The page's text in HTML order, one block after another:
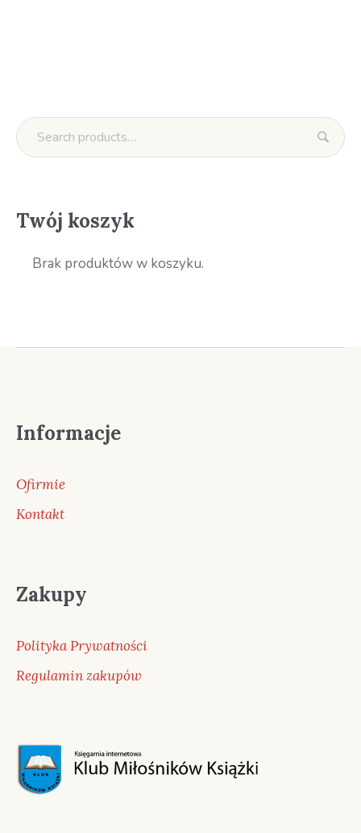
Twój koszyk
Brak produktów w koszyku.
Informacje
Ofirmie
Kontakt
Zakupy
Polityka Prywatności
Regulamin zakupów